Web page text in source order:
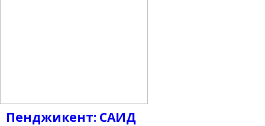
Пенджикент: САИД